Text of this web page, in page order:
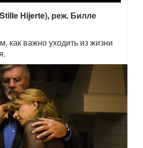
Hijerte), реж. Билле
как важно уходить из жизни